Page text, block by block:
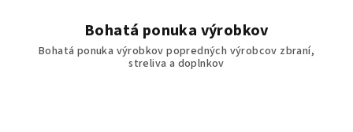
Bohatá ponuka výrobkov
Bohatá ponuka výrobkov popredných výrobcov zbraní,
streliva a doplnkov